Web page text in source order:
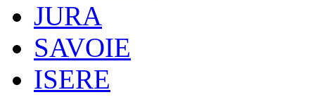
JURA
SAVOIE
ISERE